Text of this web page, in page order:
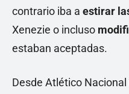
contrario iba a estirar
Xenezie o incluso
estaban aceptadas.
Desde Atlético Nacional